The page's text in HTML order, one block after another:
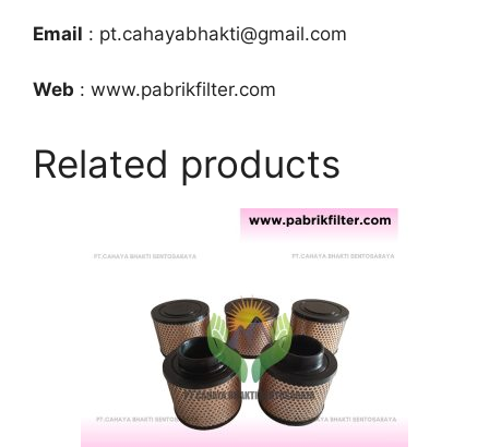
Email : pt.cahayabhakti@gmail.com
Web : www.pabrikfilter.com
Related products